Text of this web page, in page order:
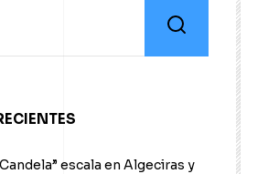
escala en Algeciras y